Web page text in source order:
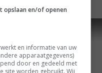
opslaan en/of openen
en informatie van uw
apparaatgegevens)
door en gedeeld met
site worden gebruikt. Wij